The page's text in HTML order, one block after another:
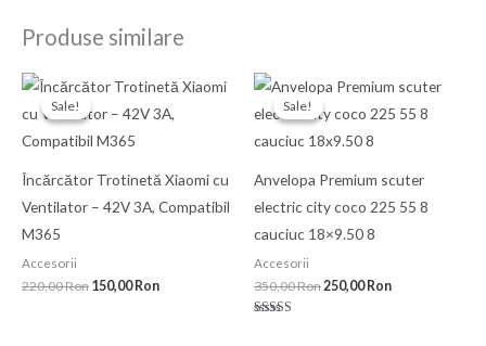
Produse similare
Sale!
Sale!
Încărcător Trotinetă Xiaomi cu
Ventilator – 42V 3A, Compatibil
M365
Accesorii
220,00Ron
Prețul
inițial
a
fost:
220,00 Ron.
150,00 Ron
Prețul
curent
este:
Sale!
Sale!
Anvelopa Premium scuter
electric city coco 225 55 8
cauciuc 18×9.50 8
Accesorii
350,00Ron
Prețul
inițial
a
fost:
350,00 Ron.
250,00 Ron
Prețul
curent
este: